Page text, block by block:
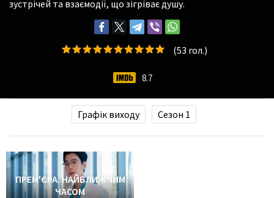
зустрічей та взаємодії, що зігріває душу.
(53 гол.)
8.7
Графік виходу Сезон 1
ПРЕМ'ЄРА. НАЙБЛИЖЧИМ
ЧАСОМ